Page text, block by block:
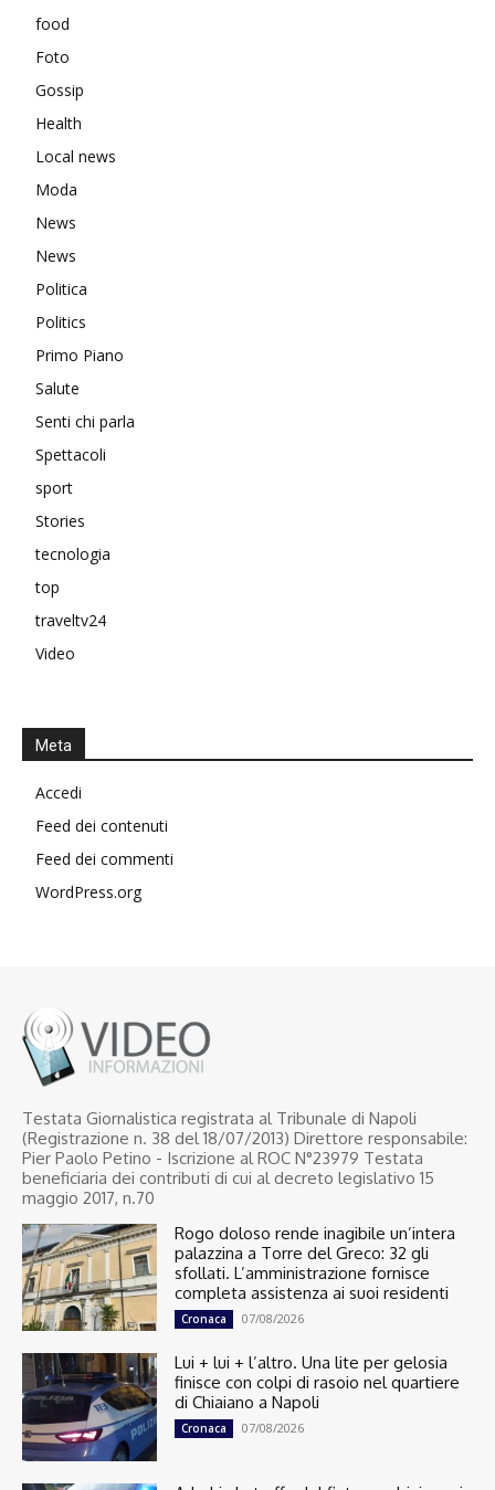
food
Foto
Gossip
Health
Local news
Moda
News
News
Politica
Politics
Primo Piano
Salute
Senti chi parla
Spettacoli
sport
Stories
tecnologia
top
traveltv24
Video
Meta
Accedi
Feed dei contenuti
Feed dei commenti
WordPress.org
Testata Giornalistica registrata al Tribunale di Napoli
(Registrazione n. 38 del 18/07/2013) Direttore responsabile:
Pier Paolo Petino - Iscrizione al ROC N°23979 Testata
beneficiaria dei contributi di cui al decreto legislativo 15
maggio 2017, n.70
Rogo doloso rende inagibile un’intera
palazzina a Torre del Greco: 32 gli
sfollati. L’amministrazione fornisce
completa assistenza ai suoi residenti
Cronaca 07/08/2026
Lui + lui + l’altro. Una lite per gelosia
finisce con colpi di rasoio nel quartiere
di Chiaiano a Napoli
Cronaca 07/08/2026